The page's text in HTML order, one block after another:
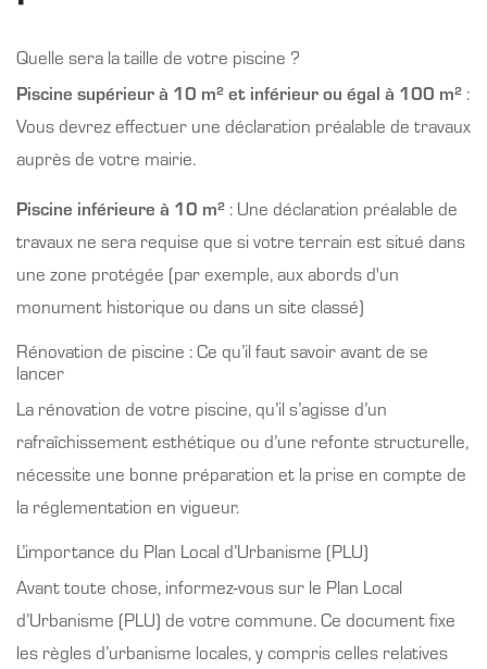
Quelle sera la taille de votre piscine ?
Piscine supérieur à 10 m² et inférieur ou égal à 100 m² :
Vous devrez effectuer une déclaration préalable de travaux
auprès de votre mairie.
Piscine inférieure à 10 m² : Une déclaration préalable de
travaux ne sera requise que si votre terrain est situé dans
une zone protégée (par exemple, aux abords d'un
monument historique ou dans un site classé)
Rénovation de piscine : Ce qu’il faut savoir avant de se
lancer
La rénovation de votre piscine, qu’il s’agisse d’un
rafraîchissement esthétique ou d’une refonte structurelle,
nécessite une bonne préparation et la prise en compte de
la réglementation en vigueur.
L’importance du Plan Local d’Urbanisme (PLU)
Avant toute chose, informez-vous sur le Plan Local
d’Urbanisme (PLU) de votre commune. Ce document fixe
les règles d’urbanisme locales, y compris celles relatives